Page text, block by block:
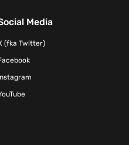
Media
(fka Twitter)